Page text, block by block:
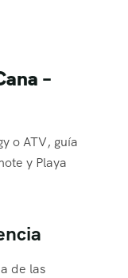
–
o ATV, guía
y Playa
de las